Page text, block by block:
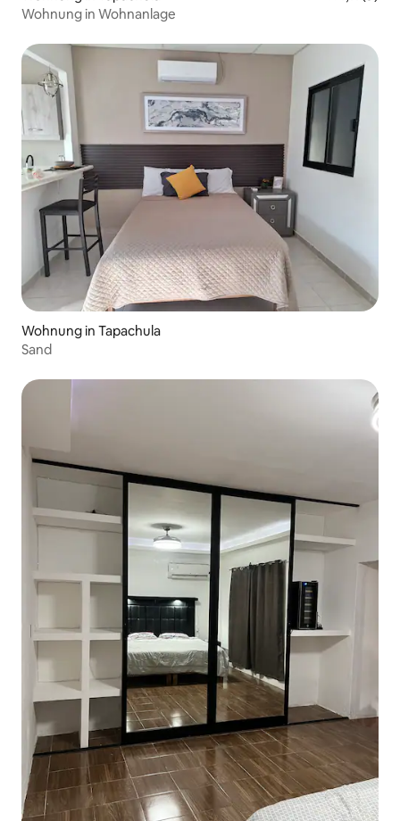
Wohnung in Wohnanlage
Wohnung in Tapachula
Sand